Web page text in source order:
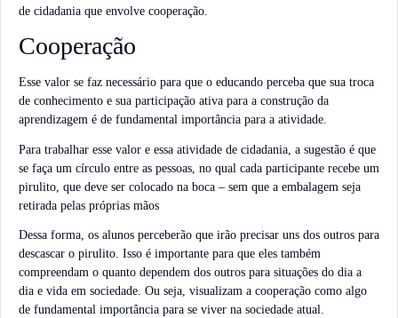
de cidadania que envolve cooperação.
Cooperação
Esse valor se faz necessário para que o educando perceba que sua troca
de conhecimento e sua participação ativa para a construção da
aprendizagem é de fundamental importância para a atividade.
Para trabalhar esse valor e essa atividade de cidadania, a sugestão é que
se faça um círculo entre as pessoas, no qual cada participante recebe um
pirulito, que deve ser colocado na boca – sem que a embalagem seja
retirada pelas próprias mãos
Dessa forma, os alunos perceberão que irão precisar uns dos outros para
descascar o pirulito. Isso é importante para que eles também
compreendam o quanto dependem dos outros para situações do dia a
dia e vida em sociedade. Ou seja, visualizam a cooperação como algo
de fundamental importância para se viver na sociedade atual.